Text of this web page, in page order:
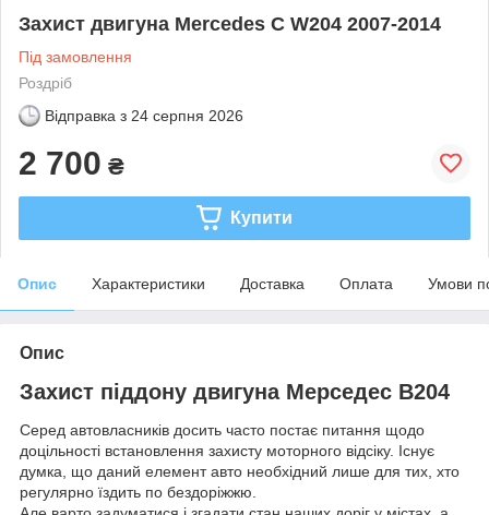
Захист двигуна Mercedes C W204 2007-2014
Під замовлення
Роздріб
Відправка з 24 серпня 2026
2 700 ₴
Купити
Опис Характеристики Доставка Оплата Умови
Опис
Захист піддону двигуна Мерседес В204
Серед автовласників досить часто постає питання щодо
доцільності встановлення захисту моторного відсіку. Існує
думка, що даний елемент авто необхідний лише для тих, хто
регулярно їздить по бездоріжжю.